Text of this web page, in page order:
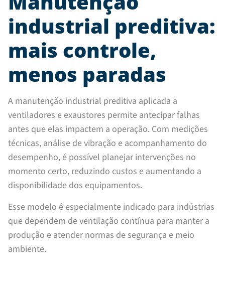
industrial preditiva:
mais controle,
menos paradas
A manutenção industrial preditiva aplicada a
ventiladores e exaustores permite antecipar falhas
antes que elas impactem a operação. Com medições
técnicas, análise de vibração e acompanhamento do
desempenho, é possível planejar intervenções no
momento certo, reduzindo custos e aumentando a
disponibilidade dos equipamentos.
Esse modelo é especialmente indicado para indústrias
que dependem de ventilação contínua para manter a
produção e atender normas de segurança e meio
ambiente.